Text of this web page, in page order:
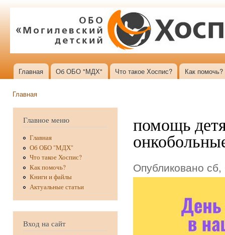
Главное меню
Главная Об ОБО "МДХ" Что такое Хоспис? Как помочь?
Главная
Главное меню
Главная
Об ОБО "МДХ"
Что такое Хоспис?
Как помочь?
Книги и файлы
Актуальные статьи
Вход на сайт
помощь
Опубликовано